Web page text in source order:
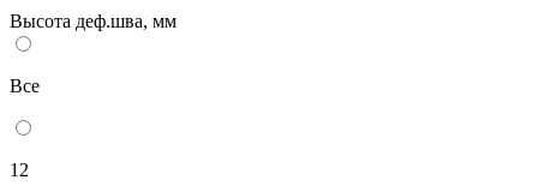
Высота деф.шва, мм
Все
12